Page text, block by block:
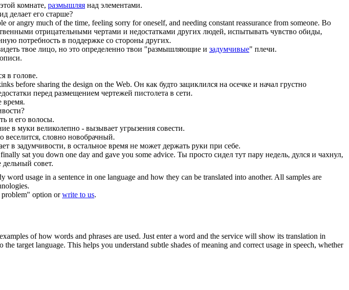
комнате, размышляя над элементами.
делает его старше?
or angry much of the time, feeling sorry for oneself, and needing constant reassurance from someone. Во
отрицательными чертами и недостатками других людей, испытывать чувство обиды,
потребность в поддержке со стороны других.
твое лицо, но это определенно твои "размышляющие и задумчивые" плечи.
в голове.
before sharing the design on the Web. Он как будто зациклился на осечке и начал грустно
перед размещением чертежей пистолета в сети.
время.
и его волосы.
в муки великолепно - вызывает угрызения совести.
веселится, словно новобрачный.
в задумчивости, в остальное время не может держать руки при себе.
sat you down one day and gave you some advice. Ты просто сидел тут пару недель, дулся и чахнул,
дельный совет.
usage in a sentence in one language and how they can be translated into another. All samples are
problem" option orwrite to us.
of how words and phrases are used. Just enter a word and the service will show its translation in
target language. This helps you understand subtle shades of meaning and correct usage in speech, whether